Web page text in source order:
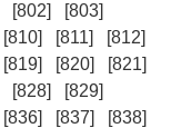
[802]
[803]
[810] [811]
[812]
[819] [820]
[821]
[828]
[829]
[836] [837]
[838]